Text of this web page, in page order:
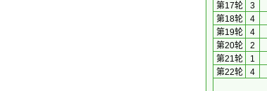
第17轮
3
第18轮
4
第19轮
4
第20轮
2
第21轮
1
第22轮
4